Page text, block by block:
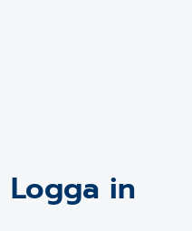
Logga in